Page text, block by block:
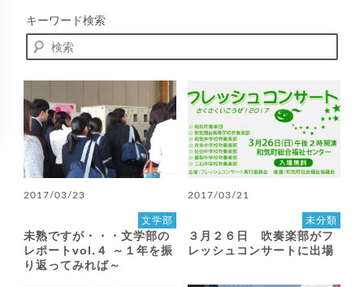
キーワード検索
2017/03/23
文学部
未熟ですが・・・文学部の
レポートvol.４ ～１年を振
り返ってみれば～
2017/03/21
未分類
３月２６日 吹奏楽部がフ
レッシュコンサートに出場